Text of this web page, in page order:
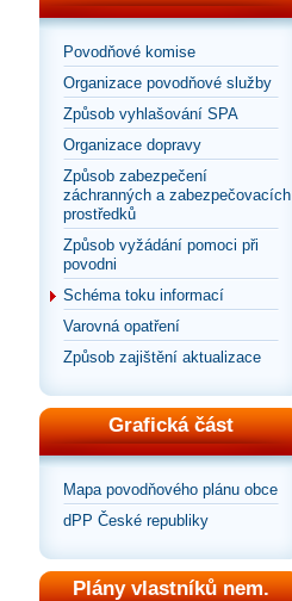
Povodňové komise
Organizace povodňové služby
Způsob vyhlašování SPA
Organizace dopravy
Způsob zabezpečení
záchranných a zabezpečovacích
prostředků
Způsob vyžádání pomoci při
povodni
Schéma toku informací
Varovná opatření
Způsob zajištění aktualizace
Grafická část
Mapa povodňového plánu obce
dPP České republiky
Plány vlastníků nem.